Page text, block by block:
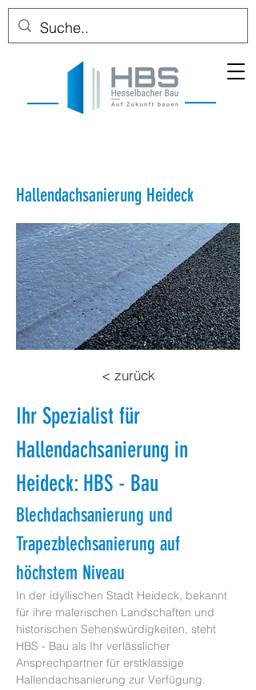
Hallendachsanierung Heideck
< zurück
Ihr Spezialist für
Hallendachsanierung in
Heideck: HBS - Bau
Blechdachsanierung und
Trapezblechsanierung auf
höchstem Niveau
In der idyllischen Stadt Heideck, bekannt
für ihre malerischen Landschaften und
historischen Sehenswürdigkeiten, steht
HBS - Bau als Ihr verlässlicher
Ansprechpartner für erstklassige
Hallendachsanierung zur Verfügung.